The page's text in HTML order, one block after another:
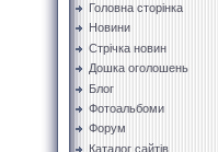
Головна сторінка
Новини
Стрічка новин
Дошка оголошень
Блог
Фотоальбоми
Форум
Каталог сайтів